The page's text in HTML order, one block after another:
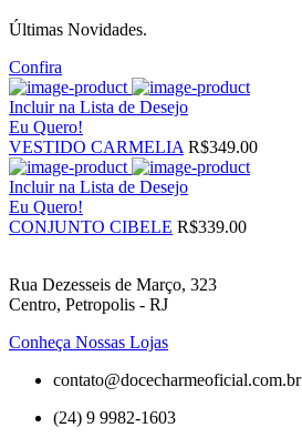
Últimas Novidades.
Confira
Incluir na Lista de Desejo
Eu Quero!
VESTIDO CARMELIA R$349.00
Incluir na Lista de Desejo
Eu Quero!
CONJUNTO CIBELE R$339.00
Rua Dezesseis de Março, 323
Centro, Petropolis - RJ
Conheça Nossas Lojas
contato@docecharmeoficial.com.br
(24) 9 9982-1603